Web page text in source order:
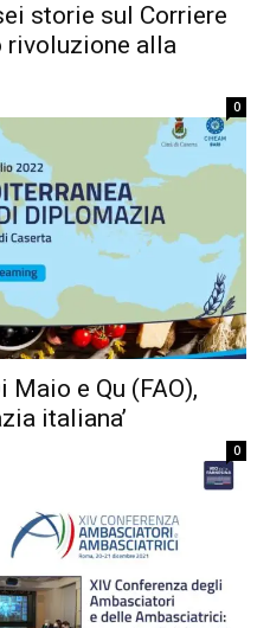
storie sul Corriere
rivoluzione alla
0
Maio e Qu (FAO),
italiana’
0